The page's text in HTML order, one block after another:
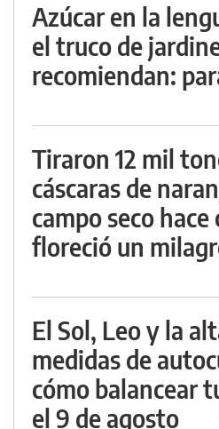
Azúcar en la
el truco de
recomiendan:
Tiraron 12 mil
cáscaras de
campo seco
floreció un
El Sol, Leo y la
medidas de
cómo balancear
el 9 de agosto